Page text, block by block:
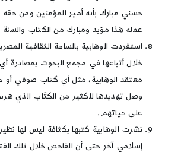
حسني مبارك بأنه أمير المؤمنين ومن
عمله هذا مؤيد ومبارك من الكتاب والسنة
استفردت الوهابية بالساحة الثقافية
خلال أتباعها في مجمع البحوث بمصادرة
معتقد الوهابية، مثل أي كتاب صوفي أو
وصل تهديدها للكثير من الكتّاب الذي
على حياتهم.
نشرت الوهابية كتبها بكثافة ليس لها
إسلامي آخر حتى أن الفاحص خلال تلك